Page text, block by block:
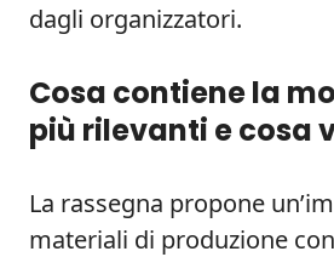
dagli organizzatori.
Cosa contiene la
più rilevanti e cosa
La rassegna propone
materiali di produzione